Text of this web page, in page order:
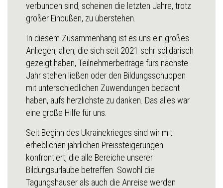
verbunden sind, scheinen die letzten Jahre, trotz
großer Einbußen, zu überstehen.
In diesem Zusammenhang ist es uns ein großes
Anliegen, allen, die sich seit 2021 sehr solidarisch
gezeigt haben, Teilnehmerbeiträge fürs nächste
Jahr stehen ließen oder den Bildungsschuppen
mit unterschiedlichen Zuwendungen bedacht
haben, aufs herzlichste zu danken. Das alles war
eine große Hilfe für uns.
Seit Beginn des Ukrainekrieges sind wir mit
erheblichen jährlichen Preissteigerungen
konfrontiert, die alle Bereiche unserer
Bildungsurlaube betreffen. Sowohl die
Tagungshäuser als auch die Anreise werden